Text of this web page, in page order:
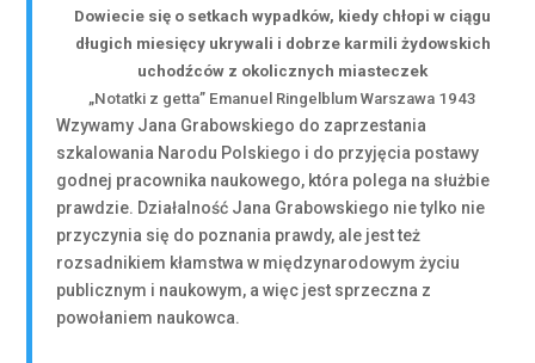
Dowiecie się o setkach wypadków, kiedy chłopi w ciągu
długich miesięcy ukrywali i dobrze karmili żydowskich
uchodźców z okolicznych miasteczek
„Notatki z getta” Emanuel Ringelblum Warszawa 1943
Wzywamy Jana Grabowskiego do zaprzestania
szkalowania Narodu Polskiego i do przyjęcia postawy
godnej pracownika naukowego, która polega na służbie
prawdzie. Działalność Jana Grabowskiego nie tylko nie
przyczynia się do poznania prawdy, ale jest też
rozsadnikiem kłamstwa w międzynarodowym życiu
publicznym i naukowym, a więc jest sprzeczna z
powołaniem naukowca.